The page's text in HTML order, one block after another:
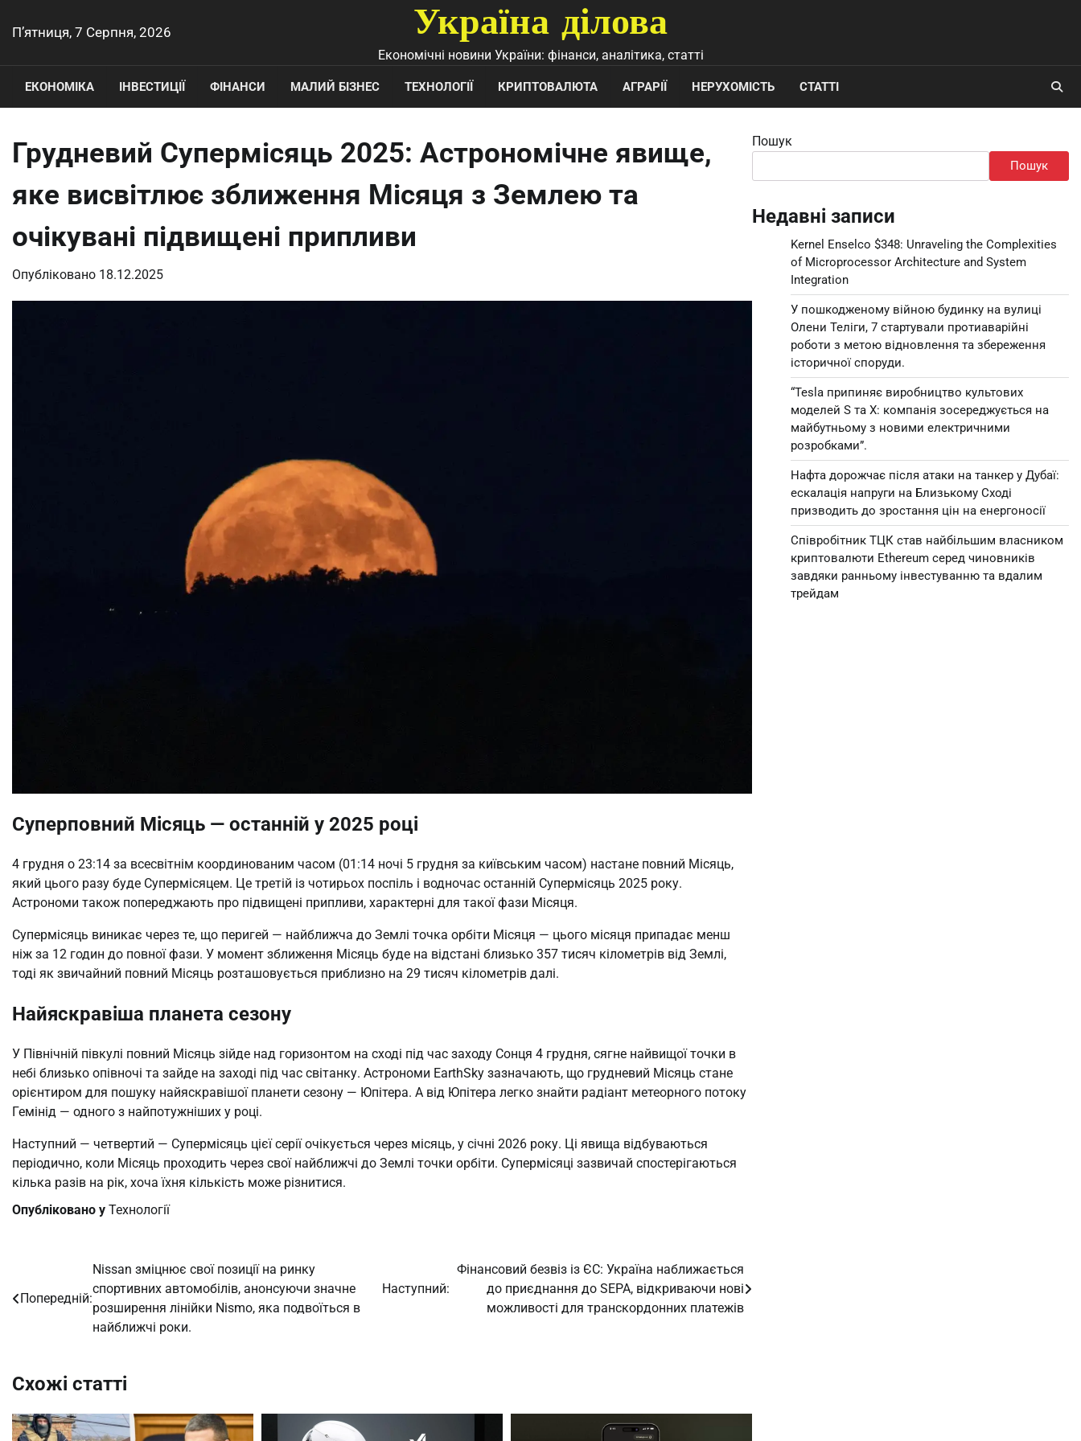
доП’ятниця, 7 Серпня, 2026 Україна ділова
Економічні новини України: фінанси, аналітика, статті
ЕКОНОМІКА ІНВЕСТИЦІЇ ФІНАНСИ МАЛИЙ БІЗНЕС ТЕХНОЛОГІЇ КРИПТОВАЛЮТА АГРАРІЇ НЕРУХОМІСТЬ СТАТТІ
Грудневий Супермісяць 2025: Астрономічне явище,
яке висвітлює зближення Місяця з Землею та
очікувані підвищені припливи
Опубліковано 18.12.2025
Суперповний Місяць — останній у 2025 році
4 грудня о 23:14 за всесвітнім координованим часом (01:14 ночі 5 грудня за київським часом) настане повний Місяць,
який цього разу буде Супермісяцем. Це третій із чотирьох поспіль і водночас останній Супермісяць 2025 року.
Астрономи також попереджають про підвищені припливи, характерні для такої фази Місяця.
Супермісяць виникає через те, що перигей — найближча до Землі точка орбіти Місяця — цього місяця припадає менш
ніж за 12 годин до повної фази. У момент зближення Місяць буде на відстані близько 357 тисяч кілометрів від Землі,
тоді як звичайний повний Місяць розташовується приблизно на 29 тисяч кілометрів далі.
Найяскравіша планета сезону
У Північній півкулі повний Місяць зійде над горизонтом на сході під час заходу Сонця 4 грудня, сягне найвищої точки в
небі близько опівночі та зайде на заході під час світанку. Астрономи EarthSky зазначають, що грудневий Місяць стане
орієнтиром для пошуку найяскравішої планети сезону — Юпітера. А від Юпітера легко знайти радіант метеорного потоку
Гемінід — одного з найпотужніших у році.
Наступний — четвертий — Супермісяць цієї серії очікується через місяць, у січні 2026 року. Ці явища відбуваються
періодично, коли Місяць проходить через свої найближчі до Землі точки орбіти. Супермісяці зазвичай спостерігаються
кілька разів на рік, хоча їхня кількість може різнитися.
Опубліковано у Технології
Навігація
записів
Попередній:
Nissan зміцнює свої позиції на ринку
спортивних автомобілів, анонсуючи значне
розширення лінійки Nismo, яка подвоїться в
найближчі роки.
Наступний:
Фінансовий безвіз із ЄС: Україна наближається
до приєднання до SEPA, відкриваючи нові
можливості для транскордонних платежів
Схожі статті
Пошук
Пошук
Недавні записи
Kernel Enselco $348: Unraveling the Complexities
of Microprocessor Architecture and System
Integration
У пошкодженому війною будинку на вулиці
Олени Теліги, 7 стартували протиаварійні
роботи з метою відновлення та збереження
історичної споруди.
“Tesla припиняє виробництво культових
моделей S та X: компанія зосереджується на
майбутньому з новими електричними
розробками”.
Нафта дорожчає після атаки на танкер у Дубаї:
ескалація напруги на Близькому Сході
призводить до зростання цін на енергоносії
Співробітник ТЦК став найбільшим власником
криптовалюти Ethereum серед чиновників
завдяки ранньому інвестуванню та вдалим
трейдам